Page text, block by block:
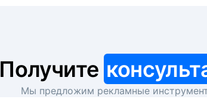
Получите
Мы предложим рекламные